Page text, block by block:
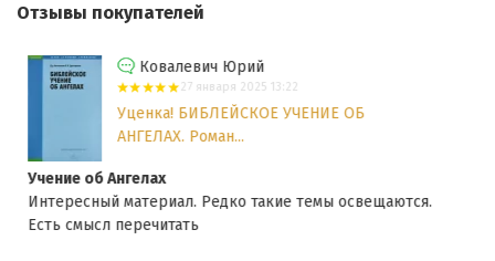
Отзывы покупателей
Ковалевич Юрий
27 января 2025 13:22
Уценка! БИБЛЕЙСКОЕ УЧЕНИЕ ОБ
АНГЕЛАХ. Роман...
Учение об Ангелах
Интересный материал. Редко такие темы освещаются.
Есть смысл перечитать